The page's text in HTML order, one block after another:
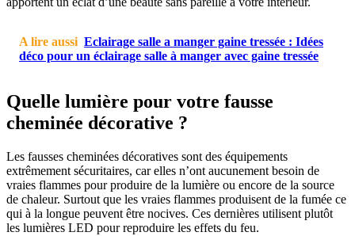
A lire aussi Eclairage salle a manger gaine tressée : Idées
déco pour un éclairage salle à manger avec gaine tressée
Quelle lumière pour votre fausse
cheminée décorative ?
Les fausses cheminées décoratives sont des équipements
extrêmement sécuritaires, car elles n’ont aucunement besoin de
vraies flammes pour produire de la lumière ou encore de la source
de chaleur. Surtout que les vraies flammes produisent de la fumée ce
qui à la longue peuvent être nocives. Ces dernières utilisent plutôt
les lumières LED pour reproduire les effets du feu.